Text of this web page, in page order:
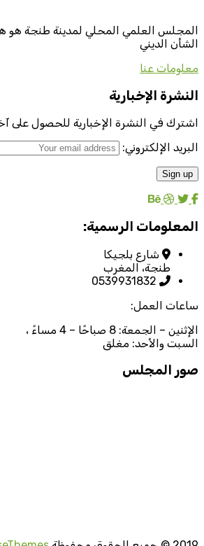
المجلس العلمي المحلي لمدينة طنجة هو
الشأن الديني
معلومات عنا
النشرة الإخبارية
اشترك في النشرة الإخبارية للحصول على
البريد الإلكتروني:
المعلومات الرسمية:
شارع بلجيكا
طنجة، المغرب
0539931832
ساعات العمل:
الإثنين – الجمعة: 8 صباحًا – 4 مساءً ،
السبت والأحد: مغلق
صور المجلس